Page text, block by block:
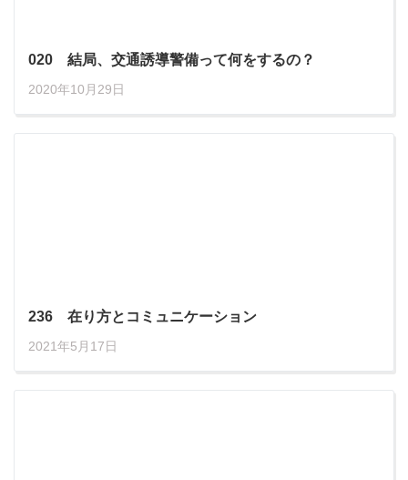
020 結局、交通誘導警備って何をするの？
2020年10月29日
236 在り方とコミュニケーション
2021年5月17日